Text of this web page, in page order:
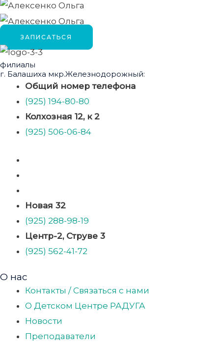
ЗАПИСАТЬСЯ
филиалы
г. Балашиха мкр.Железнодорожный:
Общий номер телефона
(925) 194-80-80
Колхозная 12, к 2
(925) 506-06-84
Новая 32
(925) 288-98-19
Центр-2, Струве 3
(925) 562-41-72
О нас
Контакты / Связаться с нами
О Детском Центре РАДУГА
Новости
Преподаватели